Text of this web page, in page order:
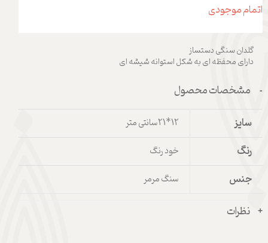
اتمام موجودی
گلدان سنگی دستساز
دارای محفظه ای به شکل استوانه شیشه ای
مشخصات محصول
سایز 12*21سانتی متر
رنگ خود رنگ
جنس سنگ مرمر
نظرات